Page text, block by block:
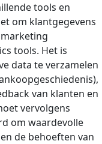
tools en
om klantgegevens
marketing
tools. Het is
data te verzamelen
van klanten en
vervolgens
om waardevolle
de behoeften van